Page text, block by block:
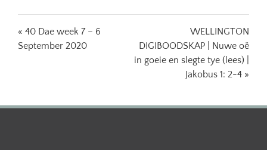
« 40 Dae week 7 – 6
September 2020
WELLINGTON
DIGIBOODSKAP | Nuwe oë
in goeie en slegte tye (lees) |
Jakobus 1: 2-4 »